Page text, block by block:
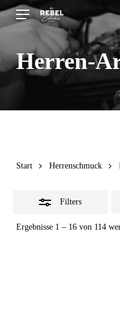
Skip
to
content
Menu
Cart
Herren-
Start Herrenschmuck
Filters
Ergebnisse 1 – 16 von 114